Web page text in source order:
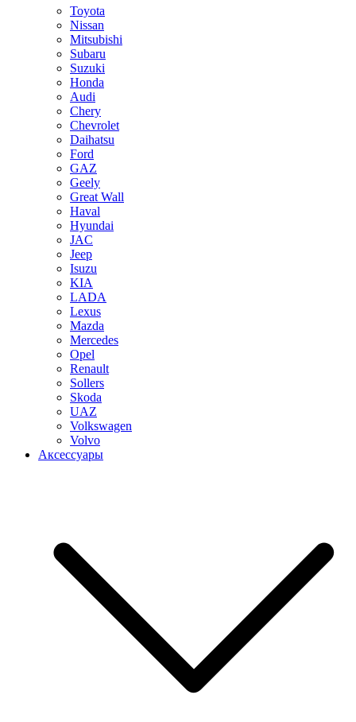
Toyota
Nissan
Mitsubishi
Subaru
Suzuki
Honda
Audi
Chery
Chevrolet
Daihatsu
Ford
GAZ
Geely
Great Wall
Haval
Hyundai
JAC
Jeep
Isuzu
KIA
LADA
Lexus
Mazda
Mercedes
Opel
Renault
Sollers
Skoda
UAZ
Volkswagen
Volvo
Аксессуары